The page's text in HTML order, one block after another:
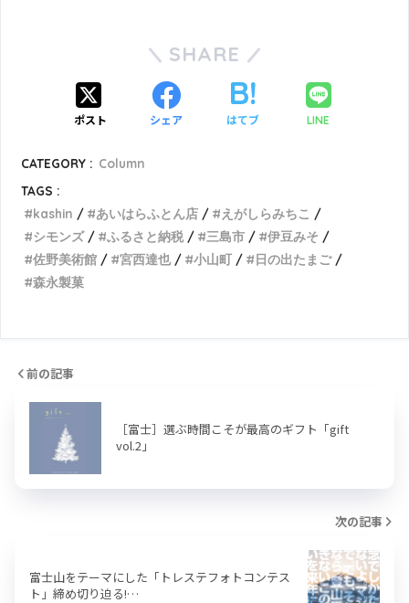
SHARE
ポスト シェア はてブ LINE
CATEGORY : Column
TAGS :
kashin
あいはらふとん店
えがしらみちこ
シモンズ
ふるさと納税 三島市
伊豆みそ
佐野美術館
宮西達也 小山町
日の出たまご
森永製菓
前の記事
［富士］選ぶ時間こそが最高のギフト「gift
vol.2」
次の記事
富士山をテーマにした「トレステフォトコンテス
ト」締め切り迫る!…